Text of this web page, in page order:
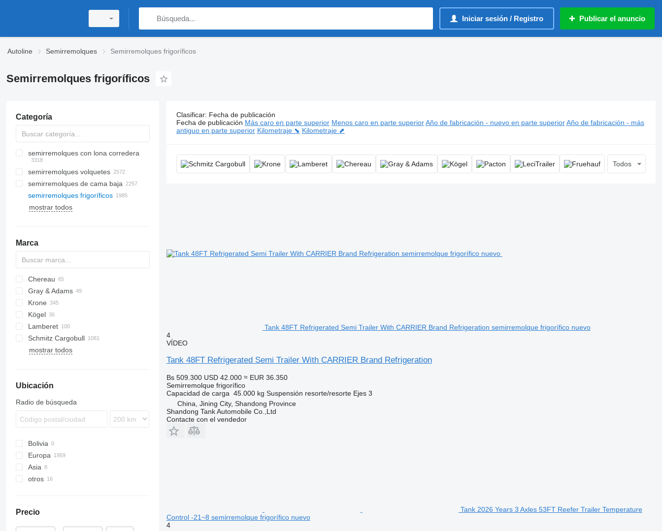
Iniciar sesión / Registro Publicar el anuncio
Autoline Semirremolques Semirremolques frigoríficos
Semirremolques frigoríficos
Categoría
semirremolques con lona corredera
semirremolques volquetes
semirremolques de cama baja
semirremolques frigoríficos
mostrar todos
Marca
AS
BPO
Chereau
CSD
Inogam
Tecnogam
TXA
L-series
T-series
SZS
Oplegger
Gray & Adams
GA
Krone
SD
SDP
SDR
SZ
Kögel
S 24
ZVKA
Lamberet
LVFS
SR2
LTF
MPS
TRS
S-series
T-series
ROC
SP
Schmitz Cargobull
KO
SCB
SPA
SF
S-series
F-series
TO
VS
mostrar todos
Ubicación
Radio de búsqueda
Bolivia
Europa
Alemania
Dinamarca
Asia
China
otros
Precio
1986 anuncios:Semirremolques frigoríficos, semirremolque refrigerado
Clasificar: Fecha de publicación
Fecha de publicación Más caro en parte superior Menos caro en parte superior Año de fabricación - nuevo en parte superior Año de fabricación - más
antiguo en parte superior Kilometraje ⬊ Kilometraje ⬈
Todos
Tank 48FT Refrigerated Semi Trailer With CARRIER Brand Refrigeration semirremolque frigorífico nuevo
4
VÍDEO
Tank 48FT Refrigerated Semi Trailer With CARRIER Brand Refrigeration
Bs 509.300 USD 42.000 ≈ EUR 36.350
Semirremolque frigorífico
Capacidad de carga 45.000 kg Suspensión resorte/resorte Ejes 3
China, Jining City, Shandong Province
Shandong Tank Automobile Co.,Ltd
Contacte con el vendedor
Tank 2026 Years 3 Axles 53FT Reefer Trailer Temperature
Control -21~8 semirremolque frigorífico nuevo
4